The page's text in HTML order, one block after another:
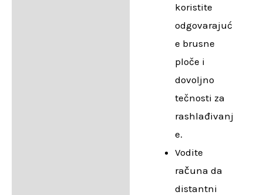
koristite
odgovarajuć
e brusne
ploče i
dovoljno
tečnosti za
rashlađivanj
e.
Vodite
računa da
distantni